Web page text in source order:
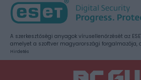
A szerkesztőségi anyagok vírusellenőrzését az
amelyet a szoftver magyarországi forgalmazója,
Hirdetés